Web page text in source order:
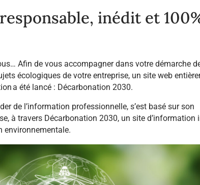
inédit et
Afin de vous accompagner dans votre démarche
écologiques de votre entreprise, un site web
a été lancé : Décarbonation 2030.
de l’information professionnelle, s’est basé sur son
à travers Décarbonation 2030, un site d’information
environnementale.